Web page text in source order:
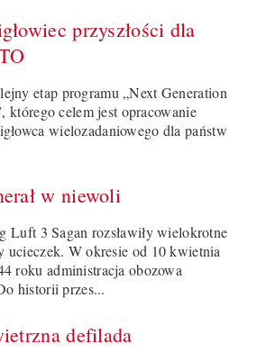
przyszłości dla
etap programu „Next Generation
którego celem jest opracowanie
wielozadaniowego dla państw
w niewoli
Luft 3 Sagan rozsławiły wielokrotne
ucieczek. W okresie od 10 kwietnia
roku administracja obozowa
historii przes...
defilada